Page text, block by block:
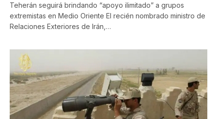
Teherán seguirá brindando “apoyo ilimitado” a grupos
extremistas en Medio Oriente El recién nombrado ministro de
Relaciones Exteriores de Irán,…